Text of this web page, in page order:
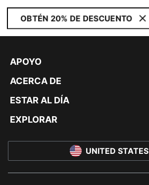
OBTÉN 20% DE DESCUENTO
APOYO
ACERCA DE
ESTAR AL DÍA
EXPLORAR
UNITED STATES